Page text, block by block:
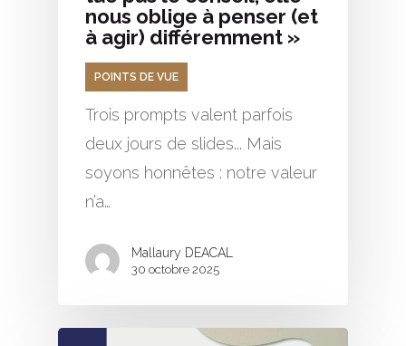
nous oblige à penser (et
à agir) différemment »
POINTS DE VUE
Trois prompts valent parfois
deux jours de slides... Mais
soyons honnêtes : notre valeur
n’a…
Mallaury DEACAL
30 octobre 2025